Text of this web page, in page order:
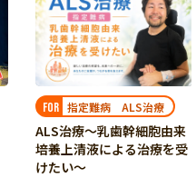
FOR 指定難病 ALS治療
ALS治療～乳歯幹細胞由来
培養上清液による治療を受
けたい～